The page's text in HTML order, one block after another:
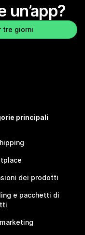
un’app?
tre giorni
principali
dei prodotti
e pacchetti di